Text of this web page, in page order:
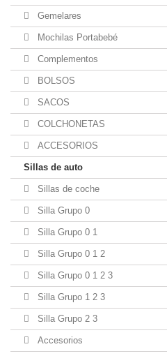
Gemelares
Mochilas Portabebé
Complementos
BOLSOS
SACOS
COLCHONETAS
ACCESORIOS
Sillas de auto
Sillas de coche
Silla Grupo 0
Silla Grupo 0 1
Silla Grupo 0 1 2
Silla Grupo 0 1 2 3
Silla Grupo 1 2 3
Silla Grupo 2 3
Accesorios